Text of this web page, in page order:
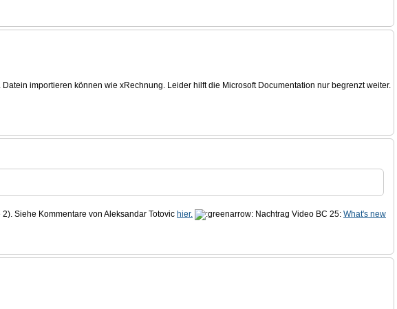
importieren können wie xRechnung. Leider hilft die Microsoft Documentation nur begrenzt weiter.
Siehe Kommentare von Aleksandar Totovic hier. Nachtrag Video BC 25: What's new